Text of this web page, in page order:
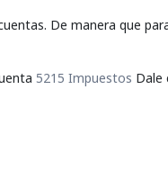
De manera que
5215 Impuestos Dale